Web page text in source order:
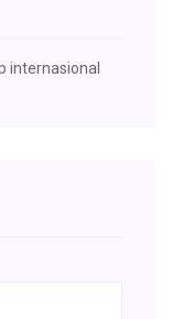
internasional